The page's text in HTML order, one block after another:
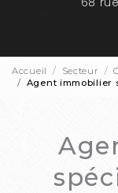
Accueil Secteur
Agent immobilier